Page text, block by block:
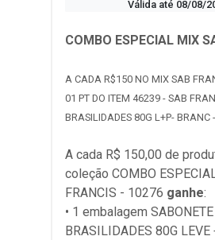
Válida até 08/08/
COMBO ESPECIAL MIX
A CADA R$150 NO MIX SAB
01 PT DO ITEM 46239 - SAB
BRASILIDADES 80G L+P- BRANC
A cada R$ 150,00 de
coleção COMBO
FRANCIS - 10276 ganhe:
• 1 embalagem
BRASILIDADES 80G LEVE